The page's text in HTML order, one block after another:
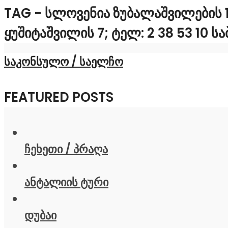
TAG - ᲡᲚᲝᲕᲔᲜᲘᲐ
ᲧᲣᲨᲘᲢᲐᲨᲕᲘᲚᲘᲡ 7; ᲢᲔᲚ: 2 38 53 10
საკონსულო / საელჩო
FEATURED POSTS
ჩეხეთი / პრაღა
ანტალიის ტური
დუბაი